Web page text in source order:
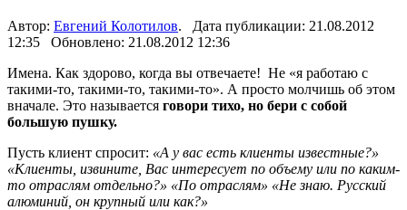
Автор: Евгений Колотилов. Дата публикации: 21.08.2012
12:35 Обновлено: 21.08.2012 12:36
Имена. Как здорово, когда вы отвечаете! Не «я работаю с
такими-то, такими-то, такими-то». А просто молчишь об этом
вначале. Это называется говори тихо, но бери с собой
большую пушку.
Пусть клиент спросит: «А у вас есть клиенты известные?»
«Клиенты, извините, Вас интересует по объему или по каким-
то отраслям отдельно?» «По отраслям» «Не знаю. Русский
алюминий, он крупный или как?»